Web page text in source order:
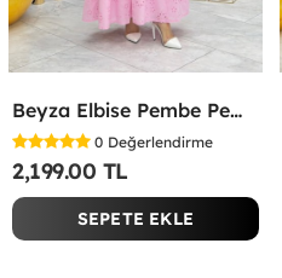
Beyza Elbise Pembe Pembe
0 Değerlendirme
2,199.00 TL
SEPETE EKLE